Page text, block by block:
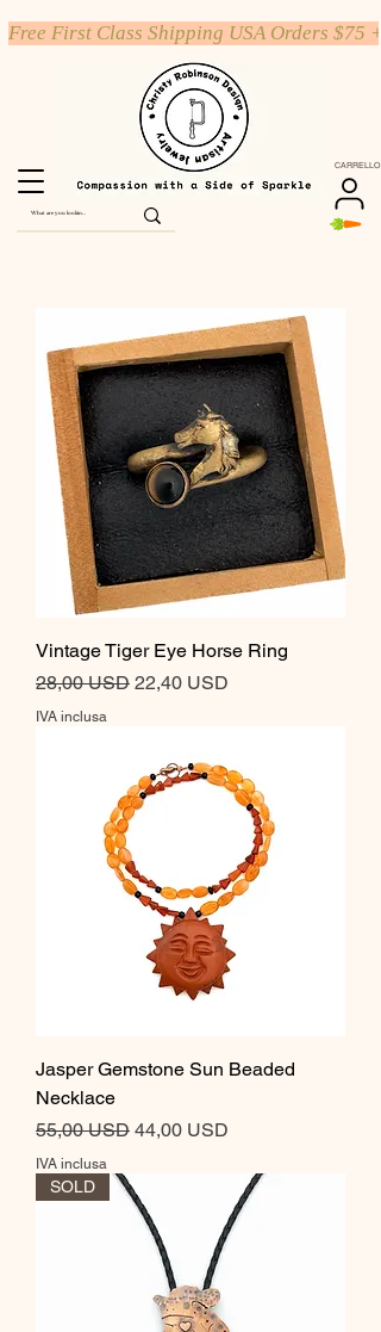
CARRELLO
Free First Class Shipping USA Orders $75 +
Vintage Tiger Eye Horse Ring
Prezzo regolare
28,00 USD Prezzo scontato
22,40 USD
IVA inclusa
Jasper Gemstone Sun Beaded
Necklace
Prezzo regolare
55,00 USD Prezzo scontato
44,00 USD
IVA inclusa
SOLD